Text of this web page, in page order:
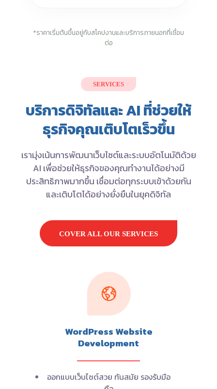
*ราคาเริ่มต้นขึ้นอยู่กับสโคปงานและบริการภายนอกที่เชื่อม
ต่อ
SERVICES
บริการดิจิทัลและ AI ที่ช่วยให้
ธุรกิจคุณเติบโตเร็วขึ้น
เรามุ่งเน้นการพัฒนาเว็บไซต์และระบบอัตโนมัติด้วย
AI เพื่อช่วยให้ธุรกิจของคุณทำงานได้อย่างมี
ประสิทธิภาพมากขึ้น เชื่อมต่อทุกระบบเข้าด้วยกัน
และเติบโตได้อย่างยั่งยืนในยุคดิจิทัล
COVER ALL OUR SERVICES
WordPress Website
Development
ออกแบบเว็บไซต์สวย ทันสมัย รองรับมือ